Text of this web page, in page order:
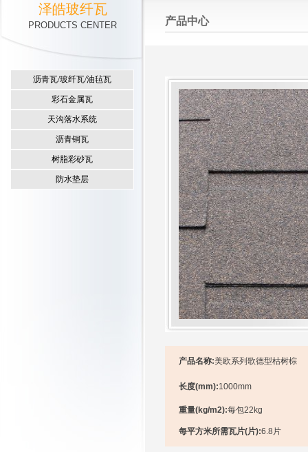
泽皓玻纤瓦
PRODUCTS CENTER
沥青瓦/玻纤瓦/油毡瓦
彩石金属瓦
天沟落水系统
沥青铜瓦
树脂彩砂瓦
防水垫层
产品中心
产品名称:美欧系列歌德型枯树
长度(mm):1000mm
重量(kg/m2):每包22kg
每平方米所需瓦片(片):6.8片